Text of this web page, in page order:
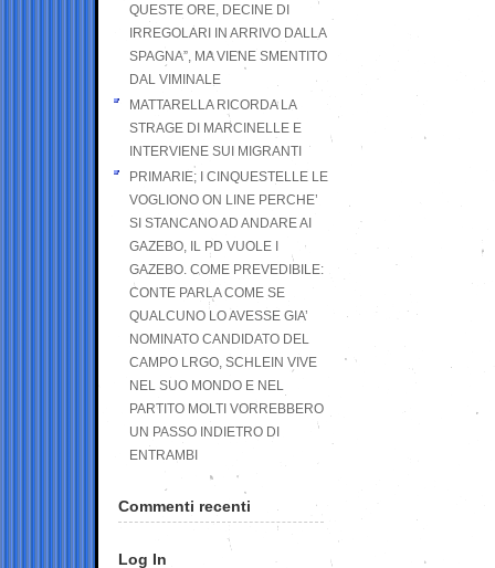
QUESTE ORE, DECINE DI
IRREGOLARI IN ARRIVO DALLA
SPAGNA”, MA VIENE SMENTITO
DAL VIMINALE
MATTARELLA RICORDA LA
STRAGE DI MARCINELLE E
INTERVIENE SUI MIGRANTI
PRIMARIE; I CINQUESTELLE LE
VOGLIONO ON LINE PERCHE’
SI STANCANO AD ANDARE AI
GAZEBO, IL PD VUOLE I
GAZEBO. COME PREVEDIBILE:
CONTE PARLA COME SE
QUALCUNO LO AVESSE GIA’
NOMINATO CANDIDATO DEL
CAMPO LRGO, SCHLEIN VIVE
NEL SUO MONDO E NEL
PARTITO MOLTI VORREBBERO
UN PASSO INDIETRO DI
ENTRAMBI
Commenti recenti
Log In